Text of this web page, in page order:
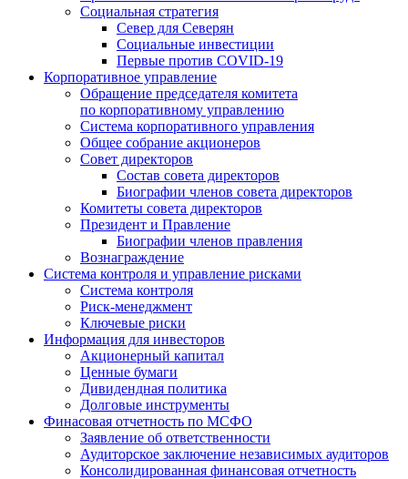
Социальная стратегия
Север для Северян
Социальные инвестиции
Первые против COVID‑19
Корпоративное управление
Обращение председателя комитета
по корпоративному управлению
Система корпоративного управления
Общее собрание акционеров
Совет директоров
Состав совета директоров
Биографии членов совета директоров
Комитеты совета директоров
Президент и Правление
Биографии членов правления
Вознаграждение
Система контроля и управление рисками
Система контроля
Риск-менеджмент
Ключевые риски
Информация для инвесторов
Акционерный капитал
Ценные бумаги
Дивидендная политика
Долговые инструменты
Финасовая отчетность по МСФО
Заявление об ответственности
Аудиторское заключение независимых аудиторов
Консолидированная финансовая отчетность